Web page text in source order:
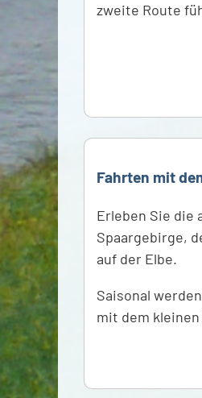
zweite Route
Fahrten mit
Erleben Sie die
Spaargebirge,
auf der Elbe.
Saisonal
mit dem